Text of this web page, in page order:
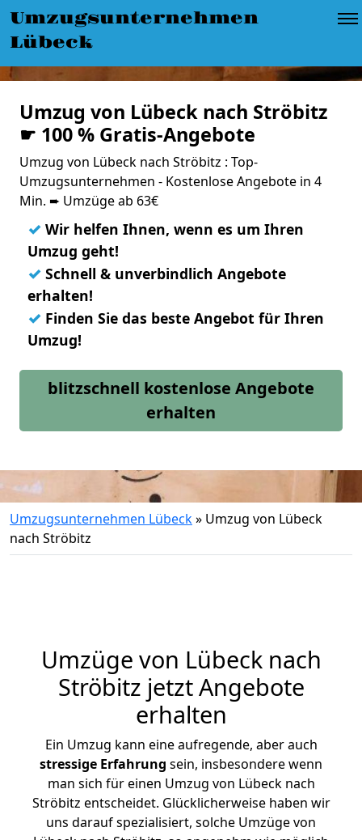
Umzugsunternehmen
Lübeck
Umzug von Lübeck nach Ströbitz
☛ 100 % Gratis-Angebote
Umzug von Lübeck nach Ströbitz : Top-
Umzugsunternehmen - Kostenlose Angebote in 4
Min. ➨ Umzüge ab 63€
✓ Wir helfen Ihnen, wenn es um Ihren
Umzug geht!
✓ Schnell & unverbindlich Angebote
erhalten!
✓ Finden Sie das beste Angebot für Ihren
Umzug!
blitzschnell kostenlose Angebote
erhalten
Umzugsunternehmen Lübeck» Umzug von Lübeck
nach Ströbitz
Umzüge von Lübeck nach
Ströbitz jetzt Angebote
erhalten
Ein Umzug kann eine aufregende, aber auch
stressige Erfahrung sein, insbesondere wenn
man sich für einen Umzug von Lübeck nach
Ströbitz entscheidet. Glücklicherweise haben wir
uns darauf spezialisiert, solche Umzüge von